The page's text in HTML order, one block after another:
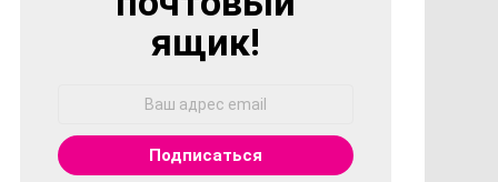
ящик!